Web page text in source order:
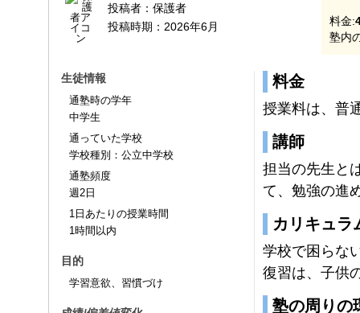
投稿者： 保護者
投稿時期： 2026年6月 料金:
塾内
生徒情報
通塾時の学年
中学生
通っていた学校
学校種別：公立中学校
通塾頻度
週2日
1日あたりの授業時間
1時間以内
目的
学習意欲、習慣づけ
料金
授業料は、普
講師
担当の先生と
て、勉強の進
カリキュラ
学校で困らな
復習は、子供
塾の周りの